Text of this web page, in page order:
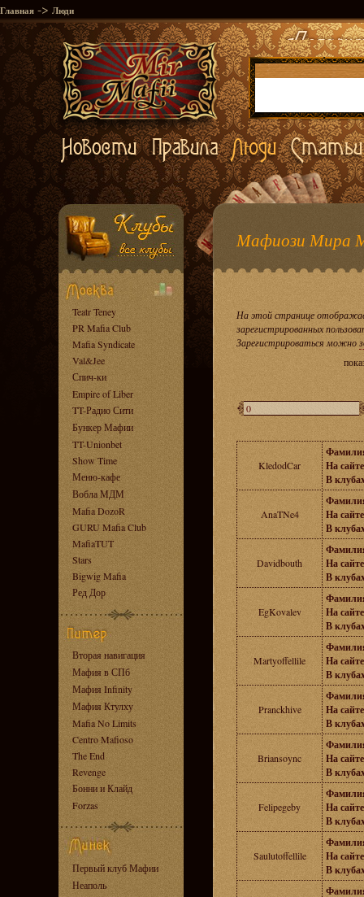
Главная -> Люди
Teatr Teney
PR Mafia Club
Mafia Syndicate
Val&Jee
Спич-ки
Empire of Liber
TT-Радио Сити
Бункер Мафии
TT-Unionbet
Show Time
Меню-кафе
Вобла МДМ
Mafia DozoR
GURU Mafia Club
MafiaTUT
Stars
Bigwig Mafia
Ред Дор
Вторая навигация
Мафия в СПб
Мафия Infinity
Мафия Ктулху
Mafia No Limits
Centro Mafioso
The End
Revenge
Бонни и Клайд
Forzas
Первый клуб Мафии
Неаполь
Мафиози Мира
На этой странице
зарегистрированных
Зарегистрироваться можно
KledodCar
На
В
AnaTNe4
На
В
Davidbouth
На
В
EgKovalev
На
В
Martyoffellile
На
В
Pranckhive
На
В
Briansoync
На
В
Felipegeby
На
В
Saulutoffellile
На
В